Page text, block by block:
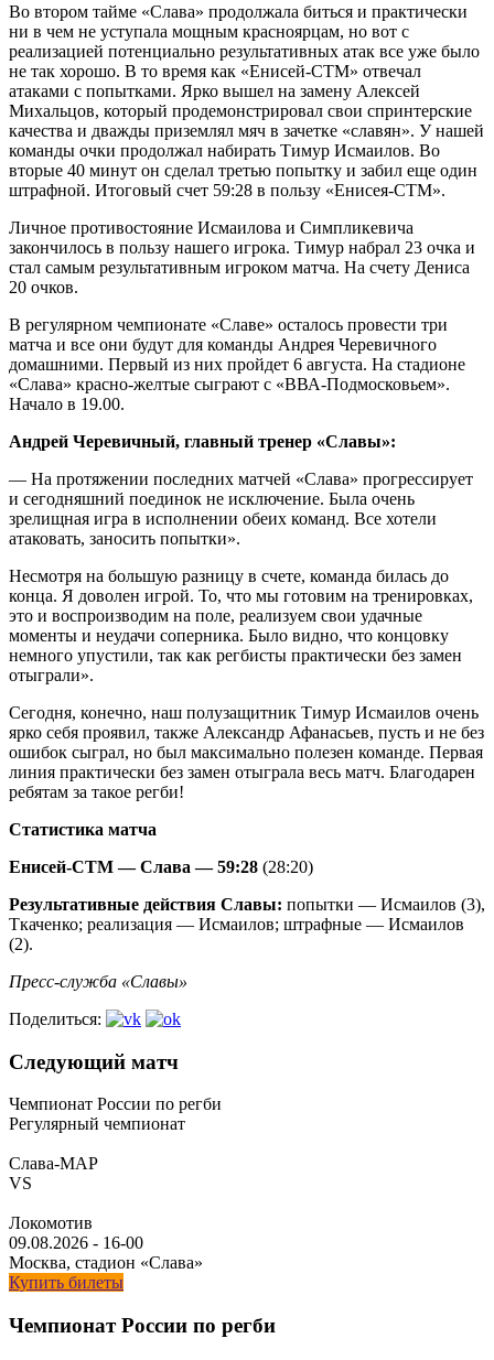
Во втором тайме «Слава» продолжала биться и практически
ни в чем не уступала мощным красноярцам, но вот с
реализацией потенциально результативных атак все уже было
не так хорошо. В то время как «Енисей-СТМ» отвечал
атаками с попытками. Ярко вышел на замену Алексей
Михальцов, который продемонстрировал свои спринтерские
качества и дважды приземлял мяч в зачетке «славян». У нашей
команды очки продолжал набирать Тимур Исмаилов. Во
вторые 40 минут он сделал третью попытку и забил еще один
штрафной. Итоговый счет 59:28 в пользу «Енисея-СТМ».
Личное противостояние Исмаилова и Симпликевича
закончилось в пользу нашего игрока. Тимур набрал 23 очка и
стал самым результативным игроком матча. На счету Дениса
20 очков.
В регулярном чемпионате «Славе» осталось провести три
матча и все они будут для команды Андрея Черевичного
домашними. Первый из них пройдет 6 августа. На стадионе
«Слава» красно-желтые сыграют с «ВВА-Подмосковьем».
Начало в 19.00.
Андрей Черевичный, главный тренер «Славы»:
— На протяжении последних матчей «Слава» прогрессирует
и сегодняшний поединок не исключение. Была очень
зрелищная игра в исполнении обеих команд. Все хотели
атаковать, заносить попытки».
Несмотря на большую разницу в счете, команда билась до
конца. Я доволен игрой. То, что мы готовим на тренировках,
это и воспроизводим на поле, реализуем свои удачные
моменты и неудачи соперника. Было видно, что концовку
немного упустили, так как регбисты практически без замен
отыграли».
Сегодня, конечно, наш полузащитник Тимур Исмаилов очень
ярко себя проявил, также Александр Афанасьев, пусть и не без
ошибок сыграл, но был максимально полезен команде. Первая
линия практически без замен отыграла весь матч. Благодарен
ребятам за такое регби!
Статистика матча
Енисей-СТМ — Слава — 59:28 (28:20)
Результативные действия Славы: попытки — Исмаилов (3),
Ткаченко; реализация — Исмаилов; штрафные — Исмаилов
(2).
Пресс-служба «Славы»
Поделиться:
Следующий матч
Чемпионат России по регби
Регулярный чемпионат
Слава-МАР
VS
Локомотив
09.08.2026 - 16-00
Москва, стадион «Слава»
Купить билеты
Чемпионат России по регби